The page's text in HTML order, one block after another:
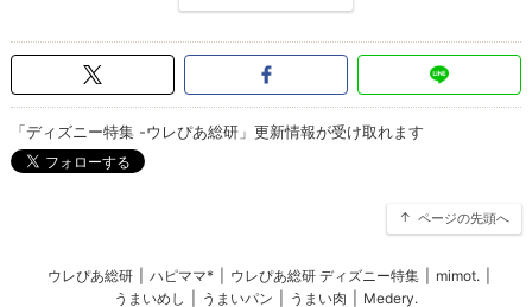
「ディズニー特集 -ウレぴあ総研」更新情報が受け取れます
ページの先頭へ
ウレぴあ総研 ハピママ* ウレぴあ総研 ディズニー特集 mimot.
うまいめし
うまいパン うまい肉 Medery.